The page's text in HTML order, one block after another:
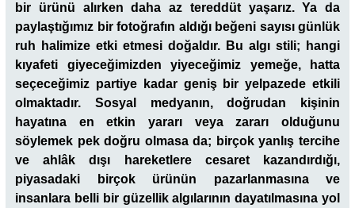
bir ürünü alırken daha az tereddüt yaşarız. Ya da
paylaştığımız bir fotoğrafın aldığı beğeni sayısı günlük
ruh halimize etki etmesi doğaldır. Bu algı stili; hangi
kıyafeti giyeceğimizden yiyeceğimiz yemeğe, hatta
seçeceğimiz partiye kadar geniş bir yelpazede etkili
olmaktadır. Sosyal medyanın, doğrudan kişinin
hayatına en etkin yararı veya zararı olduğunu
söylemek pek doğru olmasa da; birçok yanlış tercihe
ve ahlâk dışı hareketlere cesaret kazandırdığı,
piyasadaki birçok ürünün pazarlanmasına ve
insanlara belli bir güzellik algılarının dayatılmasına yol